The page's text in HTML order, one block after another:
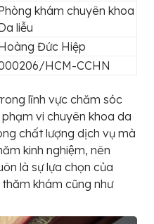
khám chuyên khoa
liễu
Đức Hiệp
HCM-CCHN
lĩnh vực chăm sóc
vi chuyên khoa da
chất lượng dịch vụ mà
kinh nghiệm, nên
là sự lựa chọn của
khám cũng như